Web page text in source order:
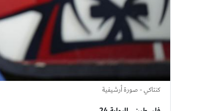
كنتاكي - صورة أرشيفية